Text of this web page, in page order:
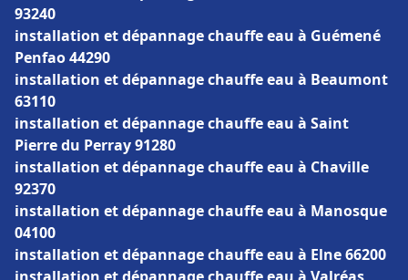
93240
installation et dépannage chauffe eau à Guémené
Penfao 44290
installation et dépannage chauffe eau à Beaumont
63110
installation et dépannage chauffe eau à Saint
Pierre du Perray 91280
installation et dépannage chauffe eau à Chaville
92370
installation et dépannage chauffe eau à Manosque
04100
installation et dépannage chauffe eau à Elne 66200